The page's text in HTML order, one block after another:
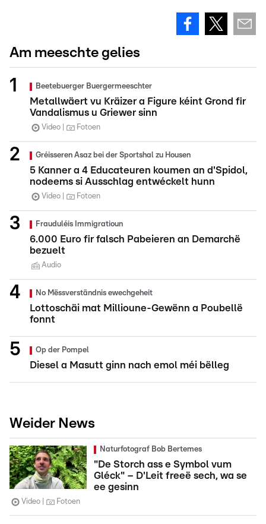
Am meeschte gelies
Beetebuerger Buergermeeschter
Metallwäert vu Kräizer a Figure kéint Grond fir
Vandalismus u Griewer sinn
Video Fotoen
Gréisseren Asaz bei der Sportshal zu Housen
5 Kanner a 4 Educateuren koumen an d'Spidol,
nodeems si Ausschlag entwéckelt hunn
Video Fotoen
Frauduléis Immigratioun
6.000 Euro fir falsch Pabeieren an Demarchë
bezuelt
Audio
No Mëssverständnis ewechgeheit
Lottoschäi mat Millioune-Gewënn a Poubellë
fonnt
Op der Pompel
Diesel a Masutt ginn nach emol méi bëlleg
Weider News
Naturfotograf Bob Bertemes
"De Storch ass e Symbol vum
Gléck" – D'Leit freeë sech, wa se
ee gesinn
Video Fotoen